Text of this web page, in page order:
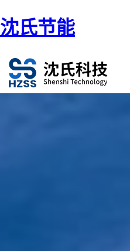
沈氏节能